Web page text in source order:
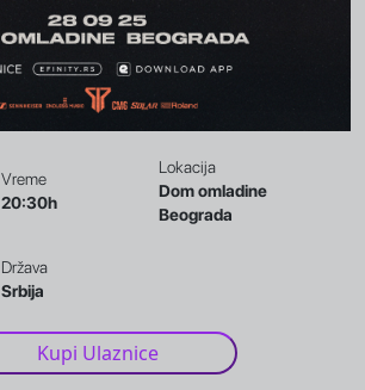
Vreme
20:30h
Lokacija
Dom omladine
Beograda
Država
Srbija
Kupi Ulaznice